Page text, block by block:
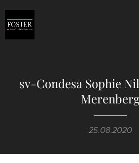
sv-Condesa Sophie
25.08.2020